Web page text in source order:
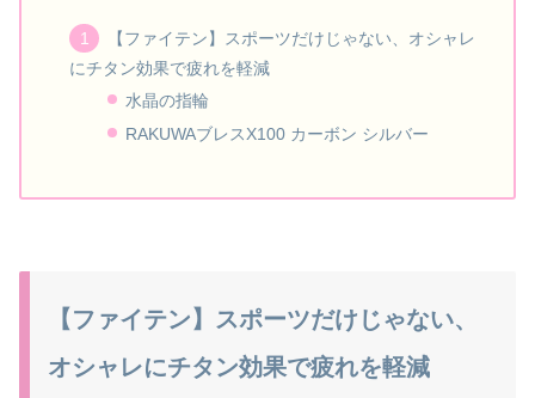
【ファイテン】スポーツだけじゃない、オシャレ
にチタン効果で疲れを軽減
水晶の指輪
RAKUWAブレスX100 カーボン シルバー
【ファイテン】スポーツだけじゃない、
オシャレにチタン効果で疲れを軽減